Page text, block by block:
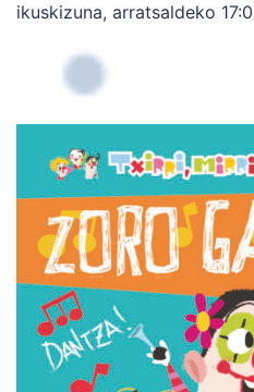
ikuskizuna, arratsaldeko